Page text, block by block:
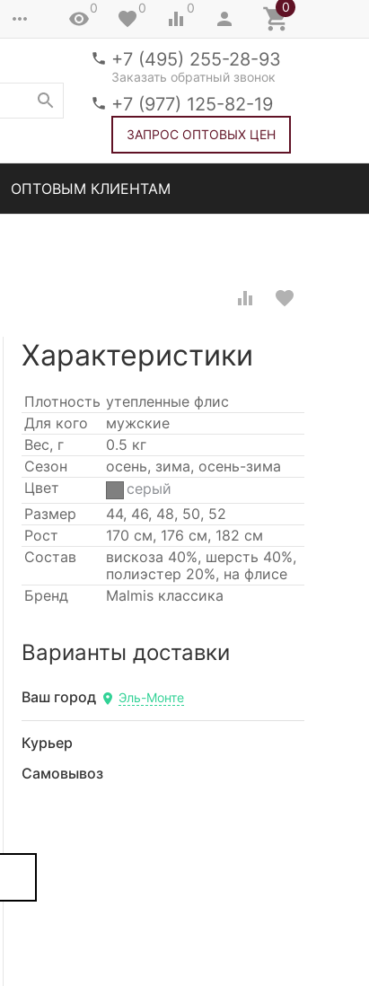
0 0 0 0
+7 (495) 255-28-93
Заказать обратный звонок
+7 (977) 125-82-19
ЗАПРОС ОПТОВЫХ ЦЕН
ОПТОВЫМ КЛИЕНТАМ
Характеристики
Плотность утепленные флис
Для кого
мужские
Вес, г
0.5 кг
Сезон
осень, зима, осень-зима
Цвет
серый
Размер
44, 46, 48, 50, 52
Рост
170 см, 176 см, 182 см
Состав
вискоза 40%, шерсть 40%,
полиэстер 20%, на флисе
Бренд
Malmis классика
Варианты доставки
Ваш город Эль-Монте
Курьер
Самовывоз